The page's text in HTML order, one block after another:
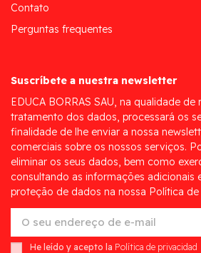
Contato
Perguntas frequentes
Suscríbete a nuestra newsletter
EDUCA BORRAS SAU, na qualidade de
tratamento dos dados, processará os
finalidade de lhe enviar a nossa
comerciais sobre os nossos serviços.
eliminar os seus dados, bem como
consultando as informações adicionais
proteção de dados na nossa Política
He leído y acepto la Política de privacidad